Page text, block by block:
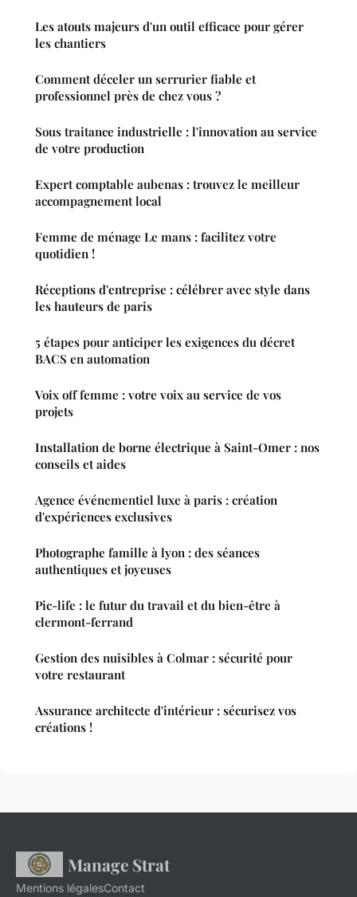
Les atouts majeurs d'un outil efficace pour gérer
les chantiers
Comment déceler un serrurier fiable et
professionnel près de chez vous ?
Sous traitance industrielle : l'innovation au service
de votre production
Expert comptable aubenas : trouvez le meilleur
accompagnement local
Femme de ménage Le mans : facilitez votre
quotidien !
Réceptions d'entreprise : célébrer avec style dans
les hauteurs de paris
5 étapes pour anticiper les exigences du décret
BACS en automation
Voix off femme : votre voix au service de vos
projets
Installation de borne électrique à Saint-Omer : nos
conseils et aides
Agence événementiel luxe à paris : création
d'expériences exclusives
Photographe famille à lyon : des séances
authentiques et joyeuses
Pic-life : le futur du travail et du bien-être à
clermont-ferrand
Gestion des nuisibles à Colmar : sécurité pour
votre restaurant
Assurance architecte d'intérieur : sécurisez vos
créations !
Manage Strat
Mentions légalesContact